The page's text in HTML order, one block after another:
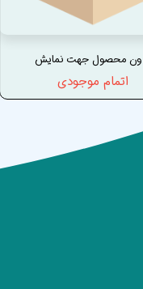
محصول جهت نمایش
اتمام موجودی